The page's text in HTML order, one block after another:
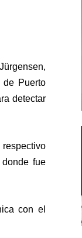
de Puerto
detectar
fue
con el